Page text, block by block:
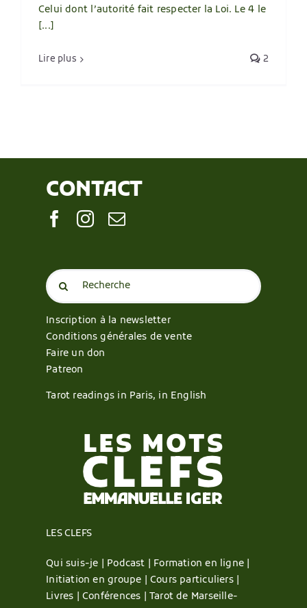
Celui dont l’autorité fait respecter la Loi. Le 4 le
[...]
Lire plus 2
CONTACT
Search
for:
Inscription à la newsletter
Conditions générales de vente
Faire un don
Patreon
Tarot readings in Paris, in English
LES CLEFS
Qui suis-je | Podcast | Formation en ligne |
Initiation en groupe |Cours particuliers |
Livres |Conférences |Tarot de Marseille-